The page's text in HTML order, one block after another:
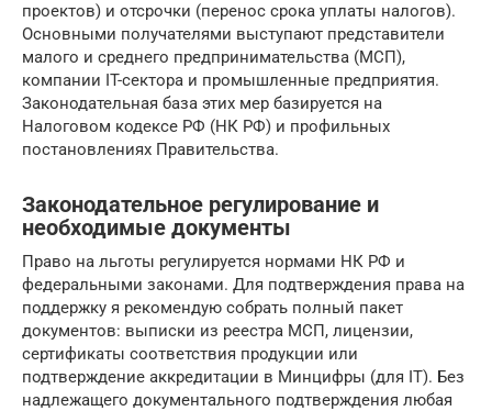
проектов) и отсрочки (перенос срока уплаты налогов).
Основными получателями выступают представители
малого и среднего предпринимательства (МСП),
компании IT-сектора и промышленные предприятия.
Законодательная база этих мер базируется на
Налоговом кодексе РФ (НК РФ) и профильных
постановлениях Правительства.
Законодательное регулирование и
необходимые документы
Право на льготы регулируется нормами НК РФ и
федеральными законами. Для подтверждения права на
поддержку я рекомендую собрать полный пакет
документов: выписки из реестра МСП, лицензии,
сертификаты соответствия продукции или
подтверждение аккредитации в Минцифры (для IT). Без
надлежащего документального подтверждения любая